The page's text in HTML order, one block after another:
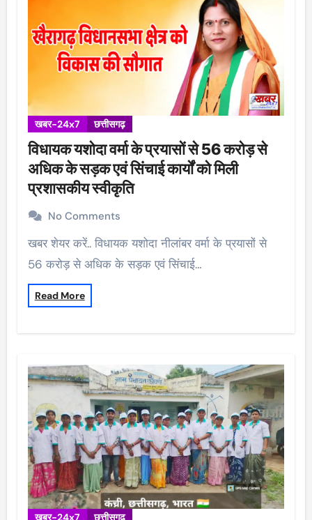
खबर-24x7 छत्तीसगढ़
विधायक यशोदा वर्मा के प्रयासों से 56 करोड़ से
अधिक के सड़क एवं सिंचाई कार्यों को मिली
प्रशासकीय स्वीकृति
No Comments
खबर शेयर करें.. विधायक यशोदा नीलांबर वर्मा के प्रयासों से
56 करोड़ से अधिक के सड़क एवं सिंचाई…
Read More
खबर-24x7 छत्तीसगढ़